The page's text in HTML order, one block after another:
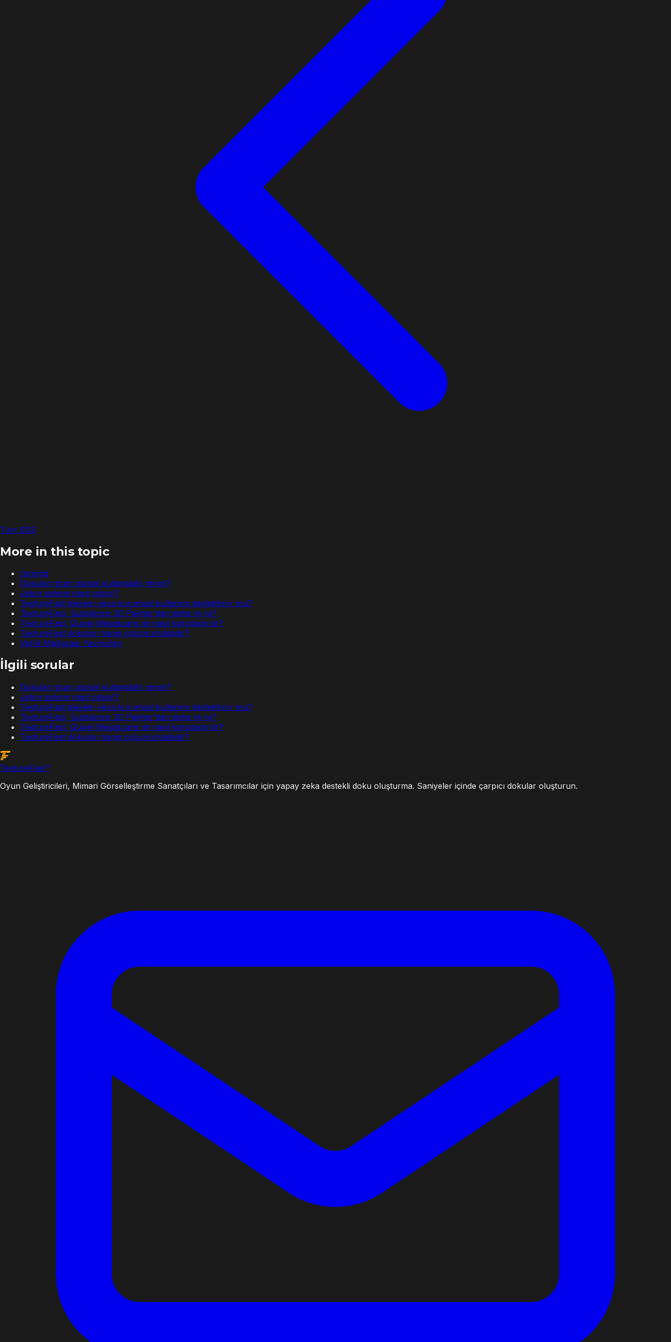
Tüm SSS
More in this topic
/pricing
Dokuları ticari olarak kullanabilir miyim?
Jeton sistemi nasıl çalışır?
TextureFast ekipleri veya kurumsal kullanımı destekliyor mu?
TextureFast, Substance 3D Painter'dan daha mı iyi?
TextureFast, Quixel Megascans ile nasıl karşılaştırılır?
TextureFast dokuları hangi çözünürlüktedir?
Varlık Mağazası Yayıncıları
İlgili sorular
Dokuları ticari olarak kullanabilir miyim?
Jeton sistemi nasıl çalışır?
TextureFast ekipleri veya kurumsal kullanımı destekliyor mu?
TextureFast, Substance 3D Painter'dan daha mı iyi?
TextureFast, Quixel Megascans ile nasıl karşılaştırılır?
TextureFast dokuları hangi çözünürlüktedir?
TextureFast™
Oyun Geliştiricileri, Mimari Görselleştirme Sanatçıları ve Tasarımcılar için yapay zeka destekli doku oluşturma. Saniyeler içinde çarpıcı dokular oluşturun.